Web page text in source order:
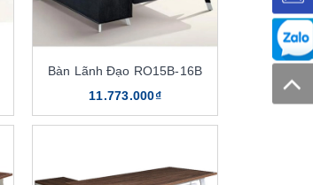
Bàn Lãnh Đạo RO15B-16B
11.773.000₫